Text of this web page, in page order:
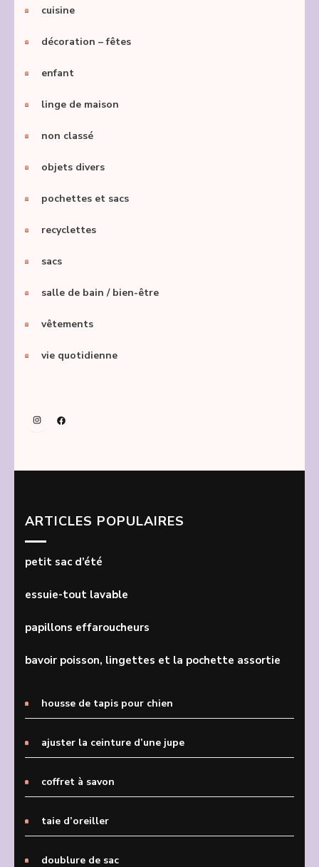
cuisine
décoration – fêtes
enfant
linge de maison
non classé
objets divers
pochettes et sacs
recyclettes
sacs
salle de bain / bien-être
vêtements
vie quotidienne
InstagramFacebook
ARTICLES POPULAIRES
petit sac d’été
essuie-tout lavable
papillons effaroucheurs
bavoir poisson, lingettes et la pochette assortie
housse de tapis pour chien
ajuster la ceinture d’une jupe
coffret à savon
taie d’oreiller
doublure de sac